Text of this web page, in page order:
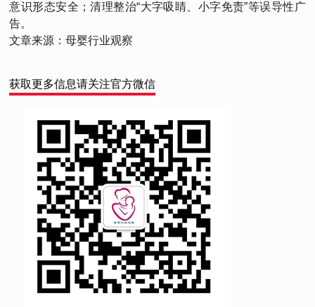
意识形态安全；清理整治“大字吸睛、小字免责”等误导性广
告。
文章来源：母婴行业观察
获取更多信息请关注官方微信